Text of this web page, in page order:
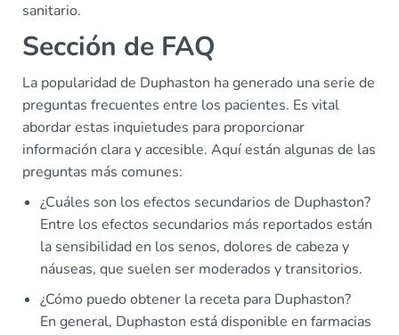
sanitario.
Sección de FAQ
La popularidad de Duphaston ha generado una serie de
preguntas frecuentes entre los pacientes. Es vital
abordar estas inquietudes para proporcionar
información clara y accesible. Aquí están algunas de las
preguntas más comunes:
¿Cuáles son los efectos secundarios de Duphaston?
Entre los efectos secundarios más reportados están
la sensibilidad en los senos, dolores de cabeza y
náuseas, que suelen ser moderados y transitorios.
¿Cómo puedo obtener la receta para Duphaston?
En general, Duphaston está disponible en farmacias